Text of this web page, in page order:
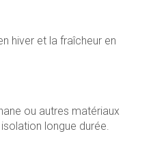
hiver et la fraîcheur en
ou autres matériaux
longue durée.